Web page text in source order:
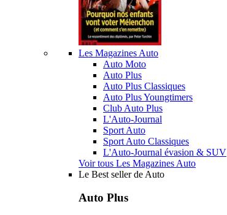
Les Magazines Auto
Auto Moto
Auto Plus
Auto Plus Classiques
Auto Plus Youngtimers
Club Auto Plus
L'Auto-Journal
Sport Auto
Sport Auto Classiques
L'Auto-Journal évasion & SUV
Voir tous Les Magazines Auto
Le Best seller de Auto
Auto Plus